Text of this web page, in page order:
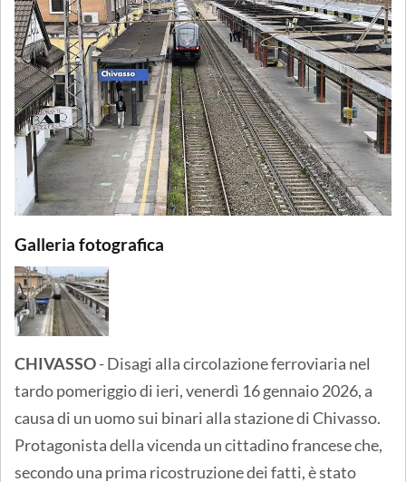
Galleria fotografica
CHIVASSO- Disagi alla circolazione ferroviaria nel
tardo pomeriggio di ieri, venerdì 16 gennaio 2026, a
causa di un uomo sui binari alla stazione di Chivasso.
Protagonista della vicenda un cittadino francese che,
secondo una prima ricostruzione dei fatti, è stato